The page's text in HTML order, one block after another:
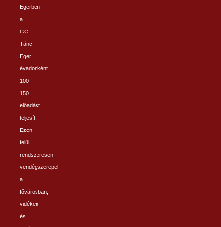
Egerben
a
GG
Tánc
Eger
évadonként
100-
150
előadást
teljesít.
Ezen
felül
rendszeresen
vendégszerepel
a
fővárosban,
vidéken
és